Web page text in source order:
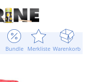
Bundle Merkliste Warenkorb